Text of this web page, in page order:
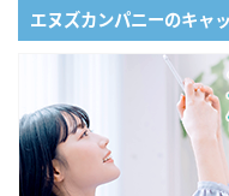
エヌズカンパニーのキャ